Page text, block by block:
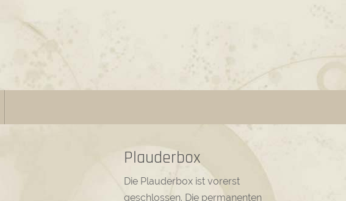
Plauderbox
Die Plauderbox ist vorerst
geschlossen. Die permanenten